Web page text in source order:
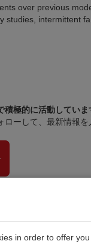
over previous
studies, intermittent
極的に活動していま
ーして、最新情報を
in order to offer